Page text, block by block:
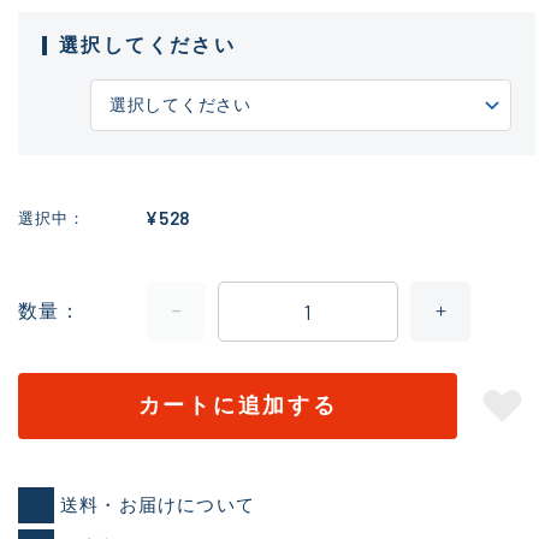
選択してください
選択中 ¥528
数量
カートに追加する
送料・お届けについて